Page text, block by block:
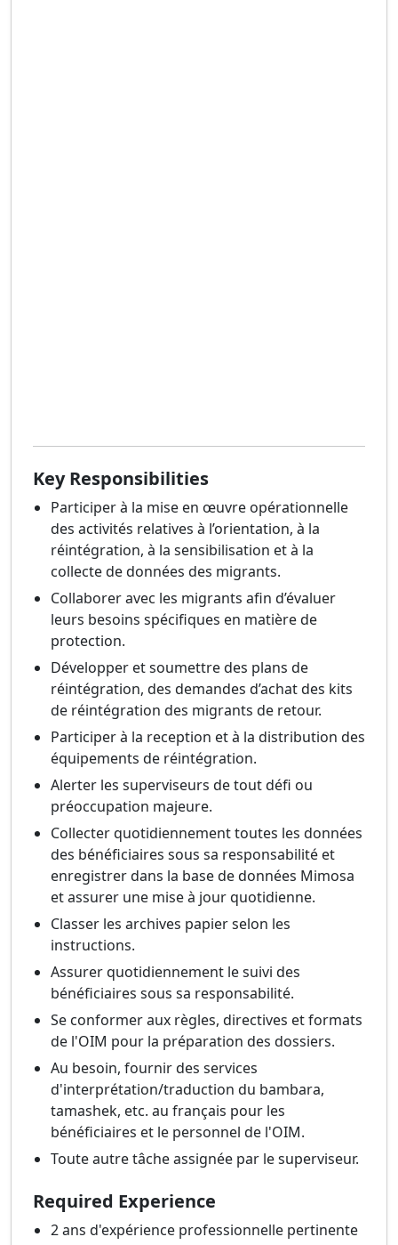
Key Responsibilities
Participer à la mise en œuvre opérationnelle
des activités relatives à l’orientation, à la
réintégration, à la sensibilisation et à la
collecte de données des migrants.
Collaborer avec les migrants afin d’évaluer
leurs besoins spécifiques en matière de
protection.
Développer et soumettre des plans de
réintégration, des demandes d’achat des kits
de réintégration des migrants de retour.
Participer à la reception et à la distribution des
équipements de réintégration.
Alerter les superviseurs de tout défi ou
préoccupation majeure.
Collecter quotidiennement toutes les données
des bénéficiaires sous sa responsabilité et
enregistrer dans la base de données Mimosa
et assurer une mise à jour quotidienne.
Classer les archives papier selon les
instructions.
Assurer quotidiennement le suivi des
bénéficiaires sous sa responsabilité.
Se conformer aux règles, directives et formats
de l'OIM pour la préparation des dossiers.
Au besoin, fournir des services
d'interprétation/traduction du bambara,
tamashek, etc. au français pour les
bénéficiaires et le personnel de l'OIM.
Toute autre tâche assignée par le superviseur.
Required Experience
2 ans d'expérience professionnelle pertinente